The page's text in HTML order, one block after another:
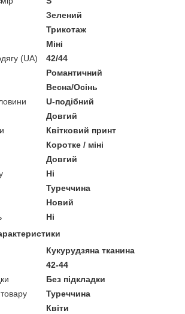
Зелений
Трикотаж
Міні
(UA)
42/44
Романтичний
Весна/Осінь
U-подібний
Довгий
Квітковий принт
Коротке / міні
Довгий
Ні
Туреччина
Новий
Ні
Кукурудзяна тканина
42-44
Без підкладки
Туреччина
Квіти